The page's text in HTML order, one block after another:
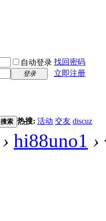
自动登录 找回密码
登录
立即注册
搜索 热搜: 活动 交友 discuz
› hi88uno1 ›